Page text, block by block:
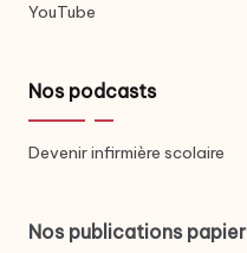
YouTube
Nos podcasts
Devenir infirmière scolaire
Nos publications papier